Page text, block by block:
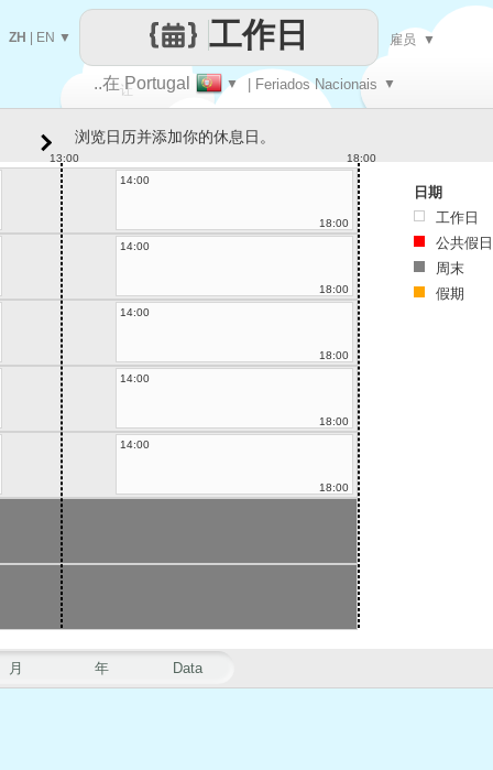
让
每一天
..在 Portugal ▼ | Feriados Nacionais ▼
工作日
ZH EN ▼ 雇员 ▼
月 年 Data
浏览日历并添加你的休息日。
13:00
18:00
14:00
18:00
14:00
18:00
14:00
18:00
14:00
18:00
14:00
18:00
日期
工作日
公共假日
周末
假期